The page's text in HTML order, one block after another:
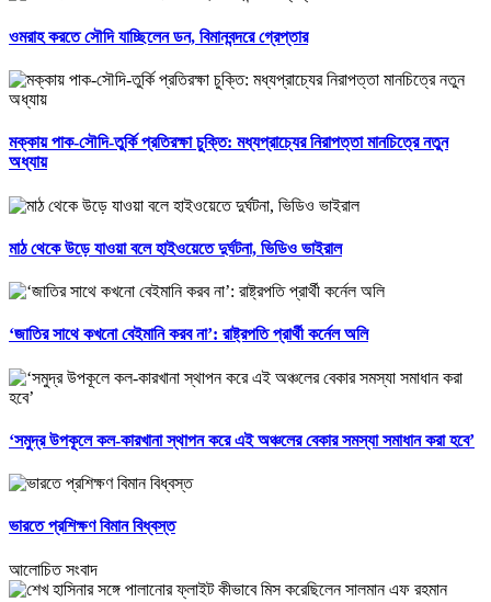
ওমরাহ করতে সৌদি যাচ্ছিলেন ডন, বিমানবন্দরে গ্রেপ্তার
মক্কায় পাক-সৌদি-তুর্কি প্রতিরক্ষা চুক্তি: মধ্যপ্রাচ্যের নিরাপত্তা মানচিত্রে নতুন
অধ্যায়
মাঠ থেকে উড়ে যাওয়া বলে হাইওয়েতে দুর্ঘটনা, ভিডিও ভাইরাল
‘জাতির সাথে কখনো বেইমানি করব না’: রাষ্ট্রপতি প্রার্থী কর্নেল অলি
‘সমুদ্র উপকূলে কল-কারখানা স্থাপন করে এই অঞ্চলের বেকার সমস্যা সমাধান করা হবে’
ভারতে প্রশিক্ষণ বিমান বিধ্বস্ত
আলোচিত সংবাদ